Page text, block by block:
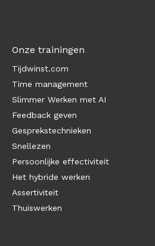
Onze trainingen
Tijdwinst.com
Time management
Slimmer Werken met AI
Feedback geven
Gesprekstechnieken
Snellezen
Persoonlijke effectiviteit
Het hybride werken
Assertiviteit
Thuiswerken